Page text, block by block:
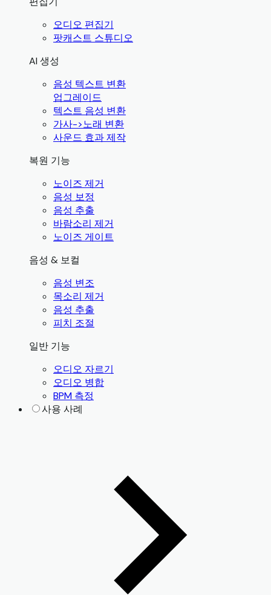
오디오 편집기
팟캐스트 스튜디오
AI 생성
음성 텍스트 변환
업그레이드
텍스트 음성 변환
가사->노래 변환
사운드 효과 제작
복원 기능
노이즈 제거
음성 보정
음성 추출
바람소리 제거
노이즈 게이트
음성 & 보컬
음성 변조
목소리 제거
음성 추출
피치 조절
일반 기능
오디오 자르기
오디오 병합
BPM 측정
사용 사례